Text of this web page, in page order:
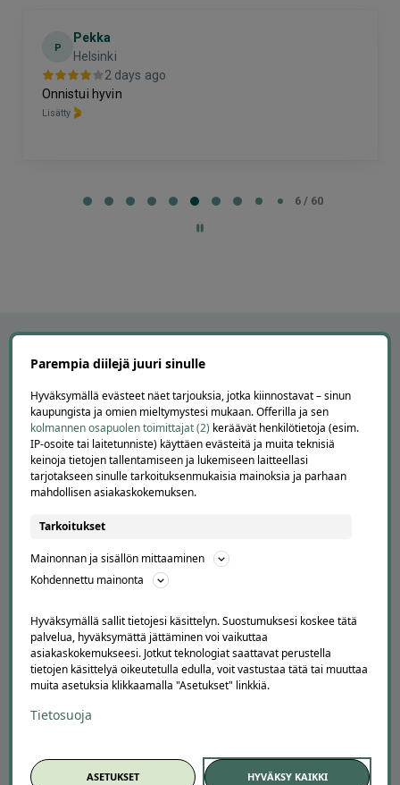
P
Pekka
Helsinki
2 days ago
Onnistui hyvin
Lisätty
6 / 60
Peruuta tilaus
Asiakaspalvelu
Kuinka Offerilla toimii
Usein kysytyt kysymykset
Suosittele Offerillaa
TUTUSTU MEIHIN
Tietoa meistä
Tilaa uutiskirje
Offerilla mediassa
Parempia diilejä juuri sinulle
Hyväksymällä evästeet näet tarjouksia, jotka kiinnostavat – sinun
kaupungista ja omien mieltymystesi mukaan. Offerilla ja sen
kolmannen osapuolen toimittajat (2) keräävät henkilötietoja (esim.
IP-osoite tai laitetunniste) käyttäen evästeitä ja muita teknisiä
keinoja tietojen tallentamiseen ja lukemiseen laitteellasi
tarjotakseen sinulle tarkoituksenmukaisia mainoksia ja parhaan
mahdollisen asiakaskokemuksen.
Tarkoitukset
Mainonnan ja sisällön mittaaminen
Kohdennettu mainonta
Hyväksymällä sallit tietojesi käsittelyn. Suostumuksesi koskee tätä
palvelua, hyväksymättä jättäminen voi vaikuttaa
asiakaskokemukseesi. Jotkut teknologiat saattavat perustella
tietojen käsittelyä oikeutetulla edulla, voit vastustaa tätä tai muuttaa
muita asetuksia klikkaamalla "Asetukset" linkkiä.
Tietosuoja
ASETUKSET HYVÄKSY KAIKKI